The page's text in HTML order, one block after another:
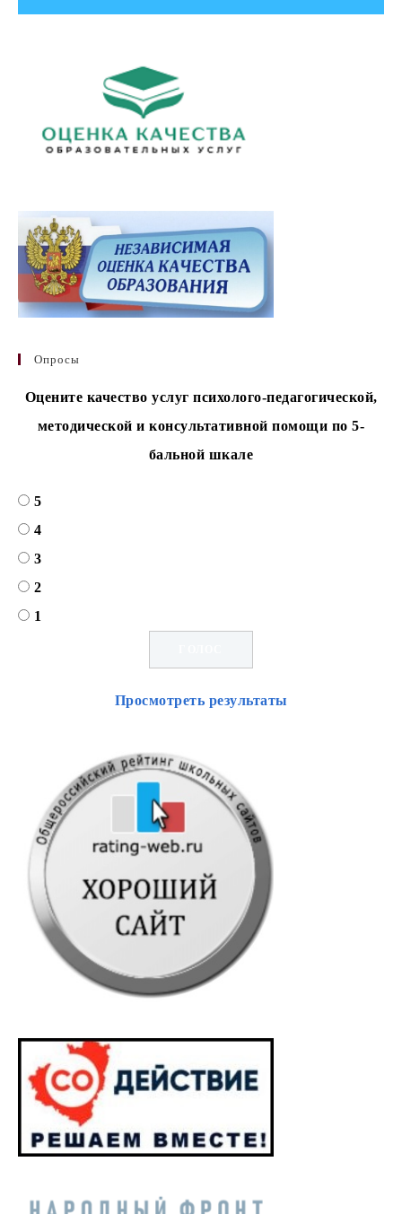
Опросы
Оцените качество услуг психолого-педагогической,
методической и консультативной помощи по 5-
бальной шкале
5
4
3
2
1
Просмотреть результаты